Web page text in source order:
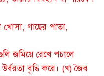
গাছের পাতা,
জমিয়ে রেখে পচালে
বৃদ্ধি করে। (খ) জৈব